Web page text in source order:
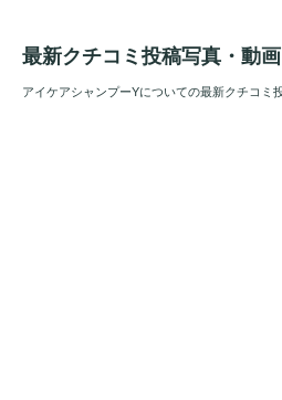
最新クチコミ投稿写真・動画
アイケアシャンプーYについての最新クチコミ